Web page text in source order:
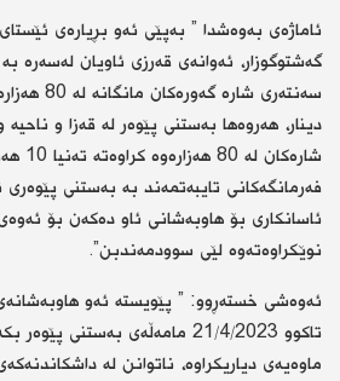
ئاماژەی بەوەشدا ” بەپێی ئەو بڕیارەی
گەشتوگوزار، ئەوانەی قەرزی ئاویان لەسەرە
دینار، هەروەها بەستنی پێوەر لە قەزا و
فەرمانگەكانی تایبەتمەند بە بەستنی
ئاسانكاری بۆ هاوبەشانی ئاو دەكەن بۆ
نوێكراوەتەوە لێی سوودمەندبن”.
ئەوەشی خستەڕوو: ” پێویستە ئەو
تاكوو 21/4/2023 مامەڵەی بەستنی
ماوەیەی دیاریكراوە، ناتوانن لە